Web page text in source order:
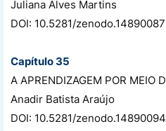
Juliana Alves Martins
DOI: 10.5281/zenodo.14890087
Capítulo 35
A APRENDIZAGEM POR MEIO
Anadir Batista Araújo
DOI: 10.5281/zenodo.14890094